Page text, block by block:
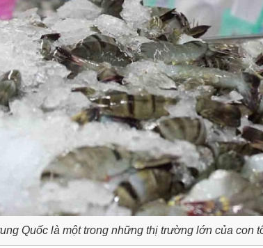
Quốc là một trong những thị trường lớn của con